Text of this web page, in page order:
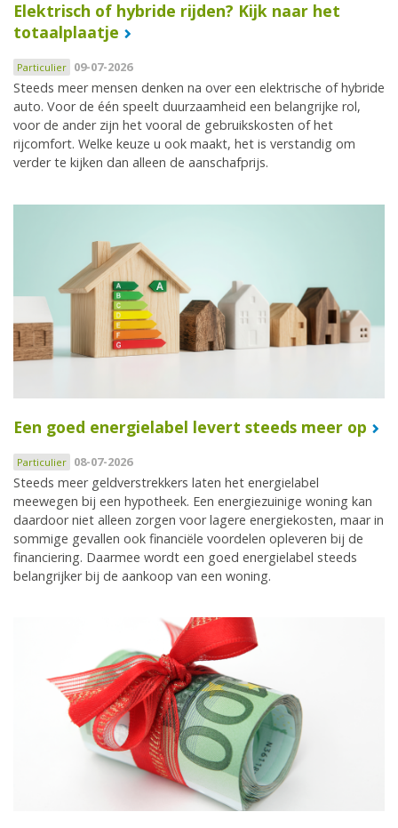
Elektrisch of hybride rijden? Kijk naar het
totaalplaatje
Particulier 09-07-2026
Steeds meer mensen denken na over een elektrische of hybride
auto. Voor de één speelt duurzaamheid een belangrijke rol,
voor de ander zijn het vooral de gebruikskosten of het
rijcomfort. Welke keuze u ook maakt, het is verstandig om
verder te kijken dan alleen de aanschafprijs.
Een goed energielabel levert steeds meer op
Particulier 08-07-2026
Steeds meer geldverstrekkers laten het energielabel
meewegen bij een hypotheek. Een energiezuinige woning kan
daardoor niet alleen zorgen voor lagere energiekosten, maar in
sommige gevallen ook financiële voordelen opleveren bij de
financiering. Daarmee wordt een goed energielabel steeds
belangrijker bij de aankoop van een woning.